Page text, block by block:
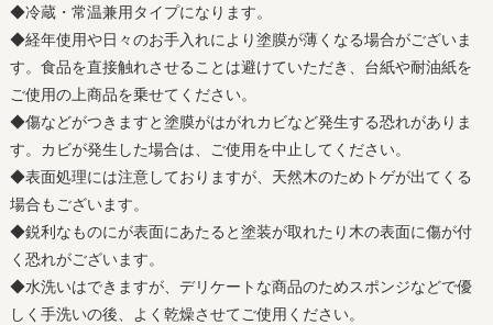
◆冷蔵・常温兼用タイプになります。
◆経年使用や日々のお手入れにより塗膜が薄くなる場合がございま
す。食品を直接触れさせることは避けていただき、台紙や耐油紙を
ご使用の上商品を乗せてください。
◆傷などがつきますと塗膜がはがれカビなど発生する恐れがありま
す。カビが発生した場合は、ご使用を中止してください。
◆表面処理には注意しておりますが、天然木のためトゲが出てくる
場合もございます。
◆鋭利なものにが表面にあたると塗装が取れたり木の表面に傷が付
く恐れがございます。
◆水洗いはできますが、デリケートな商品のためスポンジなどで優
しく手洗いの後、よく乾燥させてご使用ください。